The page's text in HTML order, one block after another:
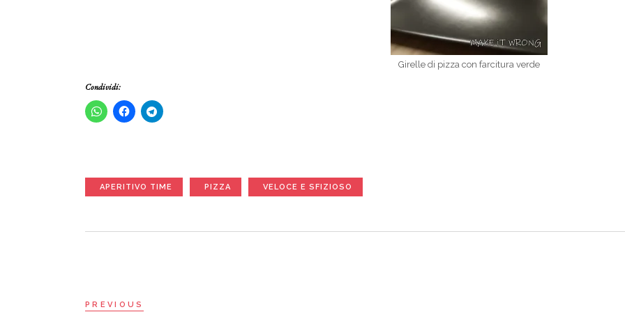
Girelle di pizza con farcitura verde
Condividi:
APERITIVO TIME PIZZA VELOCE E SFIZIOSO
PREVIOUS